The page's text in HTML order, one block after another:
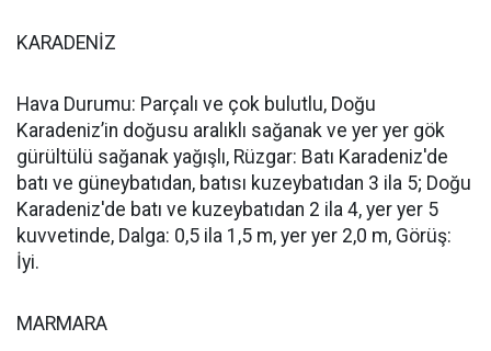
KARADENİZ
Hava Durumu: Parçalı ve çok bulutlu, Doğu
Karadeniz’in doğusu aralıklı sağanak ve yer yer gök
gürültülü sağanak yağışlı, Rüzgar: Batı Karadeniz'de
batı ve güneybatıdan, batısı kuzeybatıdan 3 ila 5; Doğu
Karadeniz'de batı ve kuzeybatıdan 2 ila 4, yer yer 5
kuvvetinde, Dalga: 0,5 ila 1,5 m, yer yer 2,0 m, Görüş:
İyi.
MARMARA